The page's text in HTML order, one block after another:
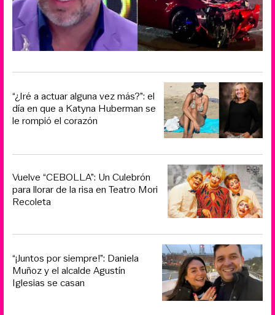
“¿Iré a actuar alguna vez más?”: el
día en que a Katyna Huberman se
le rompió el corazón
Vuelve “CEBOLLA”: Un Culebrón
para llorar de la risa en Teatro Mori
Recoleta
“¡Juntos por siempre!”: Daniela
Muñoz y el alcalde Agustín
Iglesias se casan